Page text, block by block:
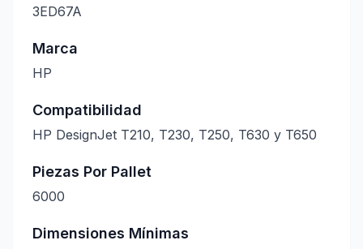
3ED67A
Marca
HP
Compatibilidad
HP DesignJet T210, T230, T250, T630 y T650
Piezas Por Pallet
6000
Dimensiones Mínimas